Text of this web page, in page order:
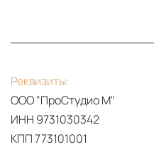
RESORT
OUTDOOR
COLLECTION
Реквизиты:
ООО "ПроСтудио М"
ИНН 9731030342
КПП 773101001